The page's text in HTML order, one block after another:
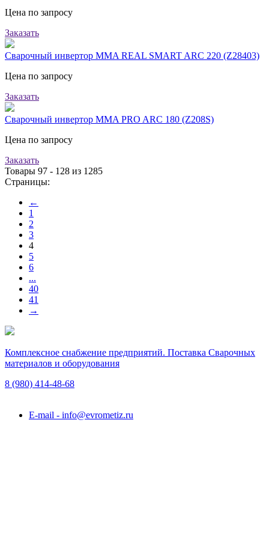
Цена по запросу
Заказать
Сварочный инвертор MMA REAL SMART ARC 220 (Z28403)
Цена по запросу
Заказать
Сварочный инвертор MMA PRO ARC 180 (Z208S)
Цена по запросу
Заказать
Товары 97 - 128 из 1285
Страницы:
←
1
2
3
4
5
6
...
40
41
→
Комплексное снабжение предприятий. Поставка Сварочных
материалов и оборудования
8 (980) 414-48-68
E-mail - info@evrometiz.ru